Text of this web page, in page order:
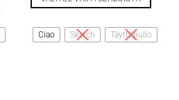
tuotteella
on
Ciao Sketch Täyttöpullo